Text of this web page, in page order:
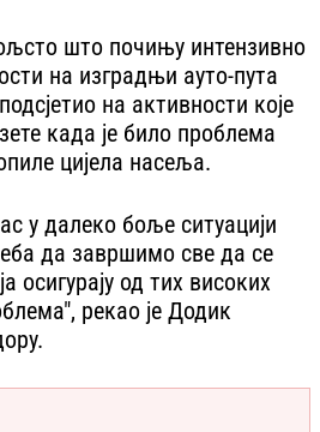
што почињу интензивно
на изградњи ауто-пута
на активности које
када је било проблема
цијела насеља.
у далеко боље ситуацији
да завршимо све да се
осигурају од тих високих
рекао је Додик